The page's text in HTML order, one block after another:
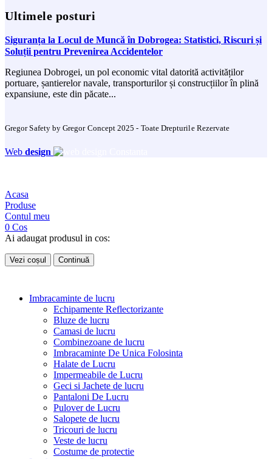
Ultimele posturi
Siguranța la Locul de Muncă în Dobrogea: Statistici, Riscuri și
Soluții pentru Prevenirea Accidentelor
Regiunea Dobrogei, un pol economic vital datorită activităților
portuare, șantierelor navale, transporturilor și construcțiilor în plină
expansiune, este din păcate...
Gregor Safety by Gregor Concept 2025 - Toate Drepturile Rezervate
Web design
Acasa
Produse
Contul meu
0 Cos
Ai adaugat produsul in cos:
Vezi coșul Continuă
Imbracaminte de lucru
Echipamente Reflectorizante
Bluze de lucru
Camasi de lucru
Combinezoane de lucru
Imbracaminte De Unica Folosinta
Halate de Lucru
Impermeabile de Lucru
Geci si Jachete de lucru
Pantaloni De Lucru
Pulover de Lucru
Salopete de lucru
Tricouri de lucru
Veste de lucru
Costume de protectie